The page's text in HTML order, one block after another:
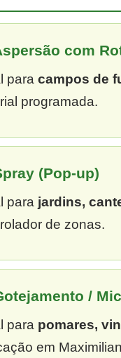
com
para campos de
programada.
(Pop-up)
para jardins,
de zonas.
/
para pomares,
em